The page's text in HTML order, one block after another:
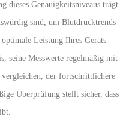
dieses Genauigkeitsniveaus trägt
sind, um Blutdrucktrends
Leistung Ihres Geräts
seine Messwerte regelmäßig mit
vergleichen, der fortschrittlichere
Überprüfung stellt sicher, dass